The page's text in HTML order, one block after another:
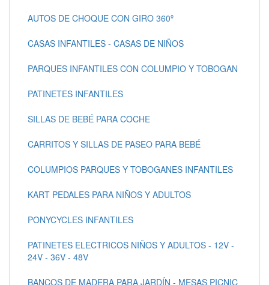
AUTOS DE CHOQUE CON GIRO 360º
CASAS INFANTILES - CASAS DE NIÑOS
PARQUES INFANTILES CON COLUMPIO Y TOBOGAN
PATINETES INFANTILES
SILLAS DE BEBÉ PARA COCHE
CARRITOS Y SILLAS DE PASEO PARA BEBÉ
COLUMPIOS PARQUES Y TOBOGANES INFANTILES
KART PEDALES PARA NIÑOS Y ADULTOS
PONYCYCLES INFANTILES
PATINETES ELECTRICOS NIÑOS Y ADULTOS - 12V -
24V - 36V - 48V
BANCOS DE MADERA PARA JARDÍN - MESAS PICNIC